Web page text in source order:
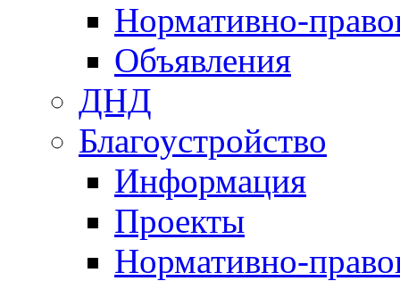
Нормативно-
Объявления
ДНД
Благоустройство
Информация
Проекты
Нормативно-